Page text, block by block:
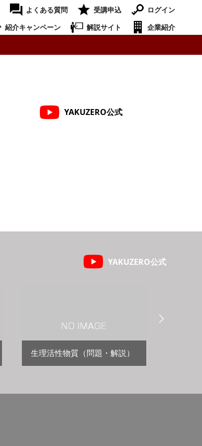
よくある質問 受講申込
ログイン
紹介キャンペーン 解説サイト
企業紹介
YAKUZERO公式
YAKUZERO公式
生理活性物質（問題・解説）
